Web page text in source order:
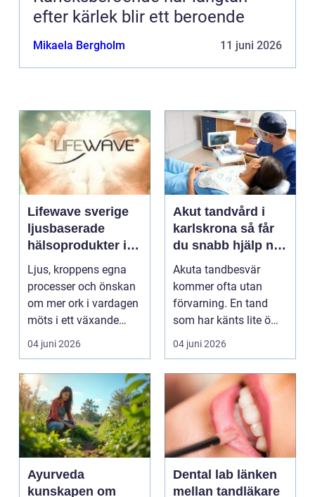
efter kärlek blir ett beroende
Mikaela Bergholm 11 juni 2026
Lifewave sverige
ljusbaserade
hälsoprodukter i
fokus
Ljus, kroppens egna
processer och önskan
om mer ork i vardagen
möts i ett växande
intresse för fotot...
04 juni 2026
Akut tandvård i
karlskrona så får
du snabb hjälp när
tanden krisar
Akuta tandbesvär
kommer ofta utan
förvarning. En tand
som har känts lite öm
kan plötsligt göra så
on...
04 juni 2026
Ayurveda
kunskapen om
Dental lab länken
mellan tandläkare